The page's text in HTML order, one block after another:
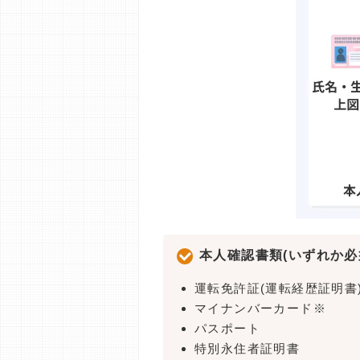
本人確認書類(いずれか
運転免許証(運転経歴証明
マイナンバーカード※
パスポート
特別永住者証明書